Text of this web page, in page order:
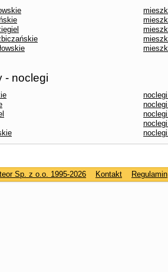
- noclegi
Sp. z o.o. 1995-2026 Kontakt Regulamin